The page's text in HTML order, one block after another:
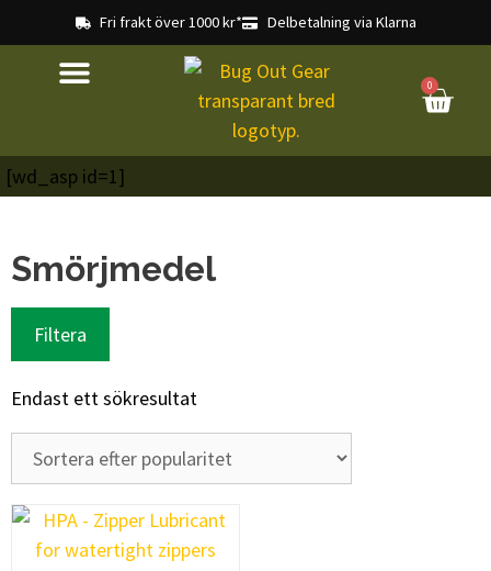
Fri frakt över 1000 kr* Delbetalning via Klarna
0
[wd_asp id=1]
Smörjmedel
Filtera
Endast ett sökresultat